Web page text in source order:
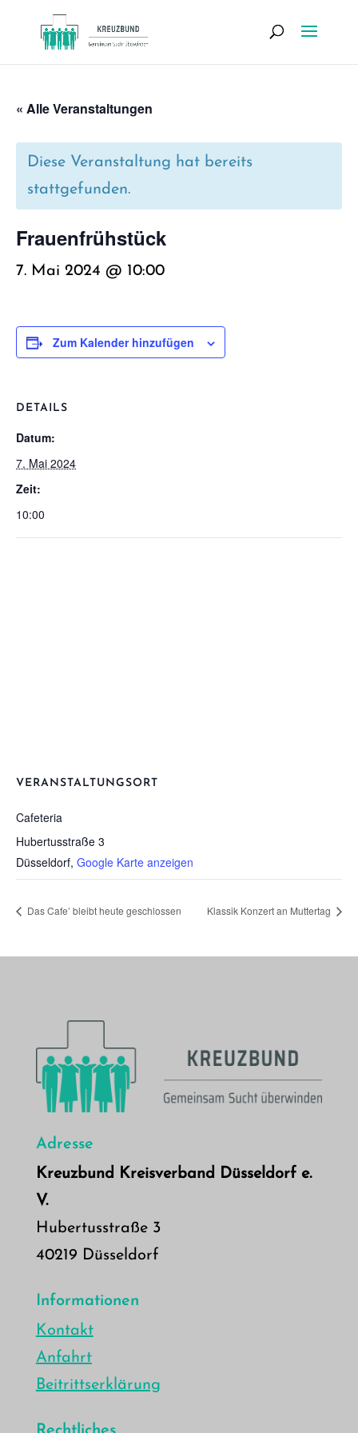
« Alle Veranstaltungen
Diese Veranstaltung hat bereits
stattgefunden.
Frau­en­früh­stück
7. Mai 2024 @ 10:00
Zum Kalender hinzufügen
DETAILS
Datum:
7. Mai 2024
Zeit:
10:00
VERANSTALTUNGSORT
Cafe­te­ria
Hubertusstraße 3
Düsseldorf, Google Karte anzeigen
Das Cafe’ bleibt heu­te geschlos­sen Klas­sik Kon­zert an Mut­ter­tag
Adresse
Kreuzbund Kreisverband Düsseldorf e.
V.
Hubertusstraße 3
40219 Düsseldorf
Informationen
Kontakt
Anfahrt
Beitrittserklärung